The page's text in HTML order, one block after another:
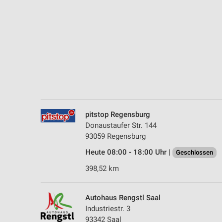
pitstop Regensburg
Donaustaufer Str. 144
93059 Regensburg
Heute 08:00 - 18:00 Uhr |
Geschlossen
398,52 km
Autohaus Rengstl Saal
Industriestr. 3
93342 Saal
Verwendung genauer Standortdaten
Geräte anhand von aktiv angeforderten Informationen